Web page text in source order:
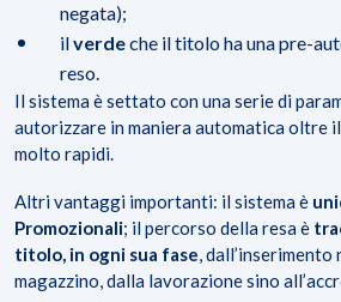
negata);
ilverdeche il titolo ha una pre-
reso.
Il sistema è settato con una serie di
autorizzare in maniera automatica oltre
molto rapidi.
Altri vantaggi importanti: il sistema è
Promozionali; il percorso della resa è
titolo, in ogni sua fase, dall’inserimento
magazzino, dalla lavorazione sino